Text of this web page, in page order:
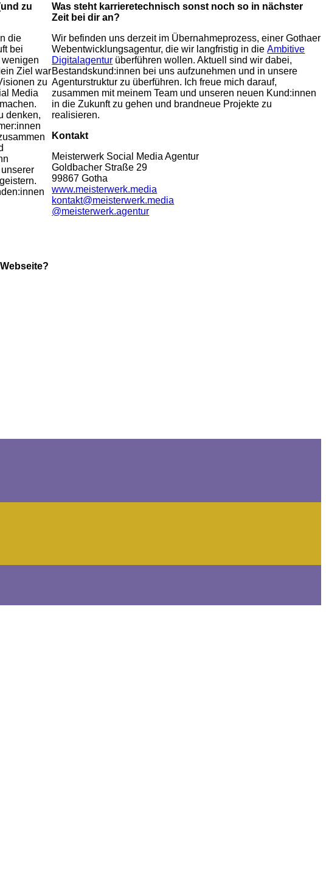
zu
die
bei
wenigen
Ziel war
zu
Media
denken,
Was steht karrieretechnisch sonst noch so in nächster
Zeit bei dir an?
Wir befinden uns derzeit im Übernahmeprozess, einer Gothaer
Webentwicklungsagentur, die wir langfristig in dieAmbitive
Digitalagentur überführen wollen. Aktuell sind wir dabei,
Bestandskund:innen bei uns aufzunehmen und in unsere
Agenturstruktur zu überführen. Ich freue mich darauf,
zusammen mit meinem Team und unseren neuen Kund:innen
in die Zukunft zu gehen und brandneue Projekte zu
realisieren.
Kontakt
Meisterwerk Social Media Agentur
Goldbacher Straße 29
99867 Gotha
www.meisterwerk.media
kontakt@meisterwerk.media
@meisterwerk.agentur